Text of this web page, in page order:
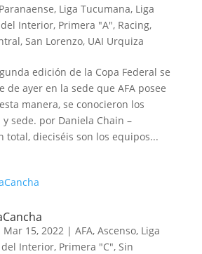
, Liga Tucumana, Liga
del Interior, Primera "A", Racing,
, San Lorenzo, UAI Urquiza
edición de la Copa Federal se
de ayer en la sede que AFA posee
manera, se conocieron los
sede. por Daniela Chain –
total, dieciséis son los equipos...
Mar 15, 2022| AFA, Ascenso, Liga
del Interior, Primera "C", Sin